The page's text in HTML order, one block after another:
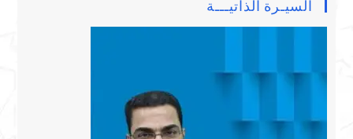
السيـرة الذاتيـــة